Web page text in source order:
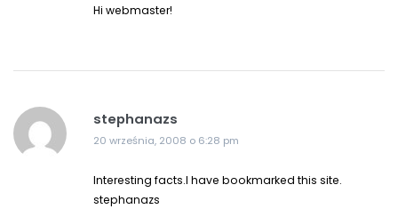
Hi webmaster!
stephanazs
20 września, 2008 o 6:28 pm
Interesting facts.I have bookmarked this site.
stephanazs